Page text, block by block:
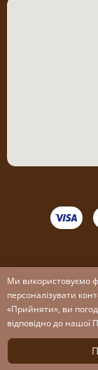
Ми використовуємо
персоналізувати
«Прийняти», ви
відповідно до нашої